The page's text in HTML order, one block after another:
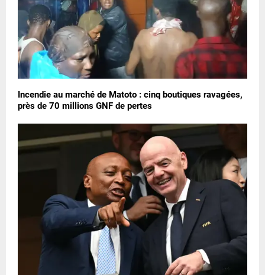
Incendie au marché de Matoto : cinq boutiques ravagées,
près de 70 millions GNF de pertes